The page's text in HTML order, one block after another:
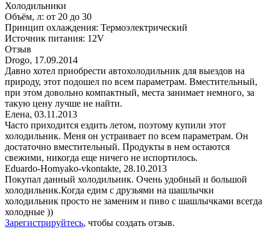
Холодильники
Объём, л: от 20 до 30
Принцип охлаждения: Термоэлектрический
Источник питания: 12V
Отзыв
Drogo, 17.09.2014
Давно хотел приобрести автохолодильник для выездов на
природу, этот подошел по всем параметрам. Вместительный,
при этом довольно компактный, места занимает немного, за
такую цену лучше не найти.
Елена, 03.11.2013
Часто приходится ездить летом, поэтому купили этот
холодильник. Меня он устраивает по всем параметрам. Он
достаточно вместительный. Продукты в нем остаются
свежими, никогда еще ничего не испортилось.
Eduardo-Homyako-vkontakte, 28.10.2013
Покупал данный холодильник. Очень удобный и большой
холодильник.Когда едим с друзьями на шашлычки
холодильник просто не заменим и пиво с шашлычками всегда
холодные ))
Зарегистрируйтесь, чтобы создать отзыв.